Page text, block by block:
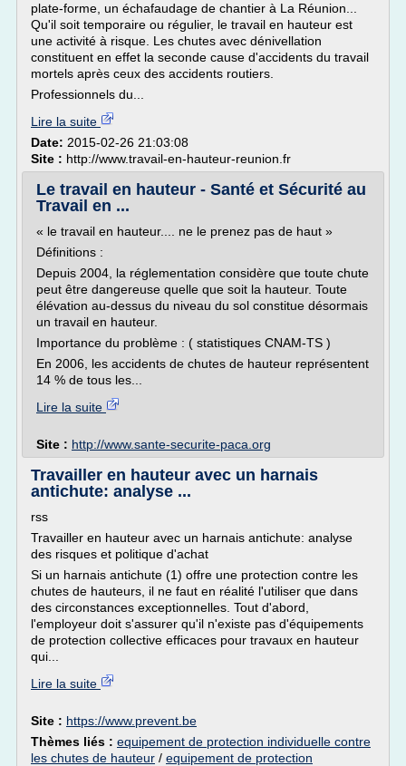
plate-forme, un échafaudage de chantier à La Réunion...
Qu'il soit temporaire ou régulier, le travail en hauteur est
une activité à risque. Les chutes avec dénivellation
constituent en effet la seconde cause d'accidents du travail
mortels après ceux des accidents routiers.
Professionnels du...
Lire la suite
Date: 2015-02-26 21:03:08
Site : http://www.travail-en-hauteur-reunion.fr
Le travail en hauteur - Santé et Sécurité au
Travail en ...
« le travail en hauteur.... ne le prenez pas de haut »
Définitions :
Depuis 2004, la réglementation considère que toute chute
peut être dangereuse quelle que soit la hauteur. Toute
élévation au-dessus du niveau du sol constitue désormais
un travail en hauteur.
Importance du problème : ( statistiques CNAM-TS )
En 2006, les accidents de chutes de hauteur représentent
14 % de tous les...
Lire la suite
Site : http://www.sante-securite-paca.org
Travailler en hauteur avec un harnais
antichute: analyse ...
rss
Travailler en hauteur avec un harnais antichute: analyse
des risques et politique d'achat
Si un harnais antichute (1) offre une protection contre les
chutes de hauteurs, il ne faut en réalité l'utiliser que dans
des circonstances exceptionnelles. Tout d'abord,
l'employeur doit s'assurer qu'il n'existe pas d'équipements
de protection collective efficaces pour travaux en hauteur
qui...
Lire la suite
Site : https://www.prevent.be
Thèmes liés : equipement de protection individuelle contre
les chutes de hauteur / equipement de protection